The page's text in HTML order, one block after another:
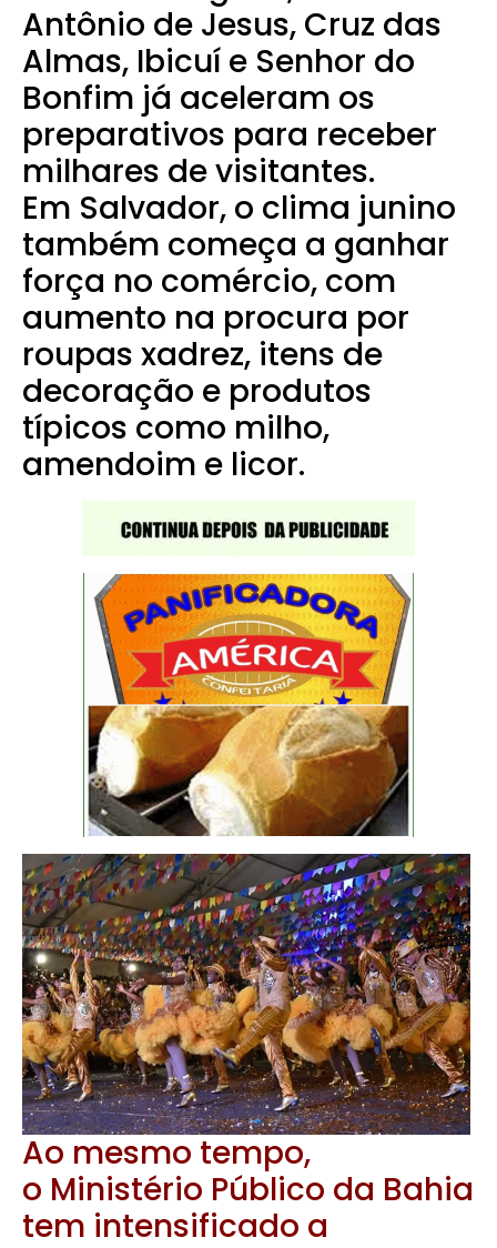
Antônio de Jesus, Cruz das
Almas, Ibicuí e Senhor do
Bonfim já aceleram os
preparativos para receber
milhares de visitantes.
Em Salvador, o clima junino
também começa a ganhar
força no comércio, com
aumento na procura por
roupas xadrez, itens de
decoração e produtos
típicos como milho,
amendoim e licor.
Ao mesmo tempo,
o Ministério Público da Bahia
tem intensificado a